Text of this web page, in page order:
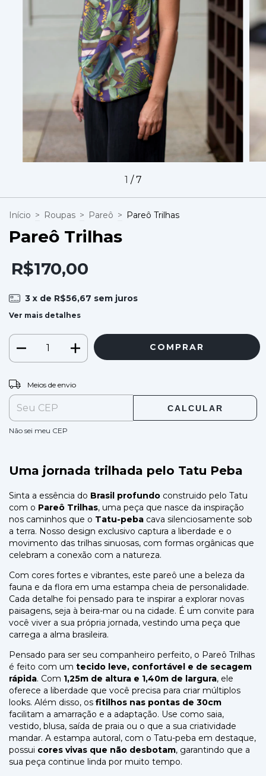
1 /7
Início > Roupas > Pareô > Pareô Trilhas
Pareô Trilhas
R$170,00
3 x de R$56,67 sem juros
Ver mais detalhes
Entregas para o CEP:
Meios de envio
CALCULAR
Não sei meu CEP
Uma jornada trilhada pelo Tatu Peba
Sinta a essência do Brasil profundo construido pelo Tatu
com o Pareô Trilhas, uma peça que nasce da inspiração
nos caminhos que o Tatu-peba cava silenciosamente sob
a terra. Nosso design exclusivo captura a liberdade e o
movimento das trilhas sinuosas, com formas orgânicas que
celebram a conexão com a natureza.
Com cores fortes e vibrantes, este pareô une a beleza da
fauna e da flora em uma estampa cheia de personalidade.
Cada detalhe foi pensado para te inspirar a explorar novas
paisagens, seja à beira-mar ou na cidade. É um convite para
você viver a sua própria jornada, vestindo uma peça que
carrega a alma brasileira.
Pensado para ser seu companheiro perfeito, o Pareô Trilhas
é feito com um tecido leve, confortável e de secagem
rápida. Com 1,25m de altura e 1,40m de largura, ele
oferece a liberdade que você precisa para criar múltiplos
looks. Além disso, os fitilhos nas pontas de 30cm
facilitam a amarração e a adaptação. Use como saia,
vestido, blusa, saída de praia ou o que a sua criatividade
mandar. A estampa autoral, com o Tatu-peba em destaque,
possui cores vivas que não desbotam, garantindo que a
sua peça continue linda por muito tempo.